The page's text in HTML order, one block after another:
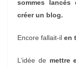
sommes
créer un blog.
Encore fallait-il en
L’idée de mettre